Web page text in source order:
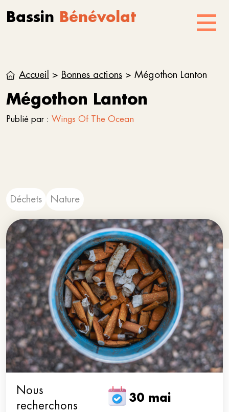
Bassin Bénévolat
Accueil > Bonnes actions > Mégothon Lanton
Mégothon Lanton
Publié par : Wings Of The Ocean
Déchets Nature
Nous
recherchons
30 mai